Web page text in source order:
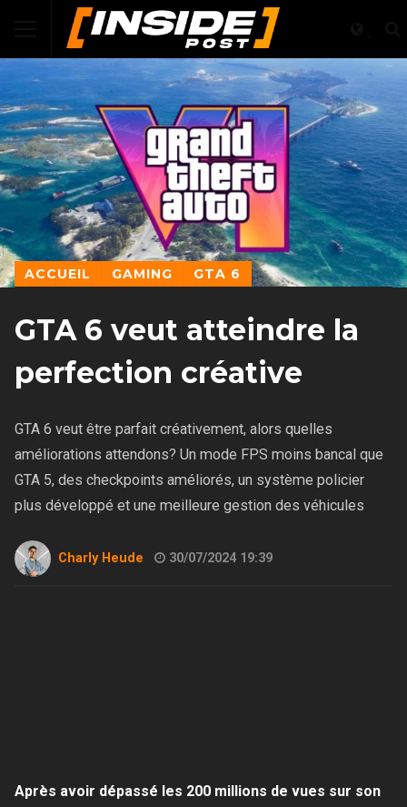
ACCUEIL GAMING GTA 6
GTA 6 veut atteindre la
perfection créative
GTA 6 veut être parfait créativement, alors quelles
améliorations attendons? Un mode FPS moins bancal que
GTA 5, des checkpoints améliorés, un système policier
plus développé et une meilleure gestion des véhicules
Charly Heude 30/07/2024 19:39
Après avoir dépassé les 200 millions de vues sur son